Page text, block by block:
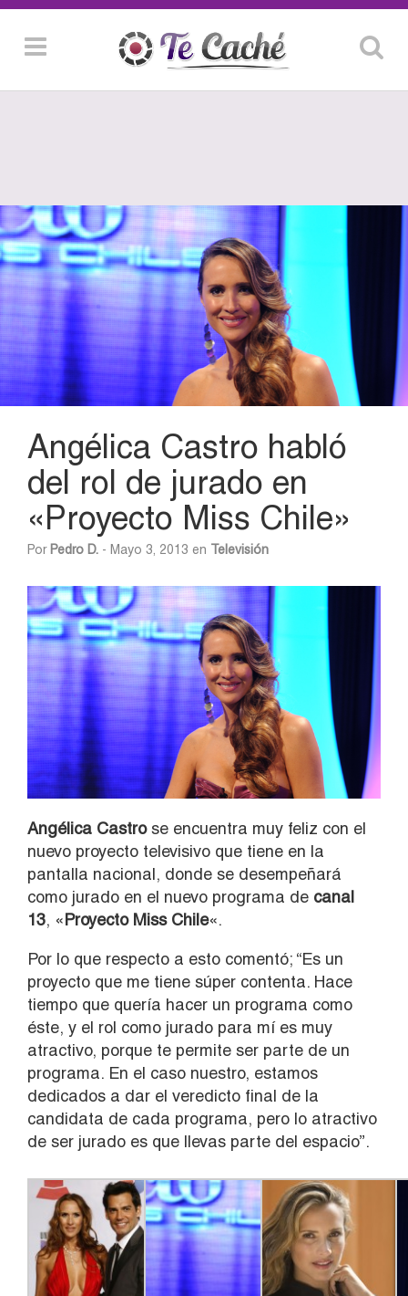
Angélica Castro habló
del rol de jurado en
«Proyecto Miss Chile»
Por Pedro D. - Mayo 3, 2013 en Televisión
Angélica Castrose encuentra muy feliz con el
nuevo proyecto televisivo que tiene en la
pantalla nacional, donde se desempeñará
como jurado en el nuevo programa de canal
13, «Proyecto Miss Chile«.
Por lo que respecto a esto comentó; “Es un
proyecto que me tiene súper contenta. Hace
tiempo que quería hacer un programa como
éste, y el rol como jurado para mí es muy
atractivo, porque te permite ser parte de un
programa. En el caso nuestro, estamos
dedicados a dar el veredicto final de la
candidata de cada programa, pero lo atractivo
de ser jurado es que llevas parte del espacio”.